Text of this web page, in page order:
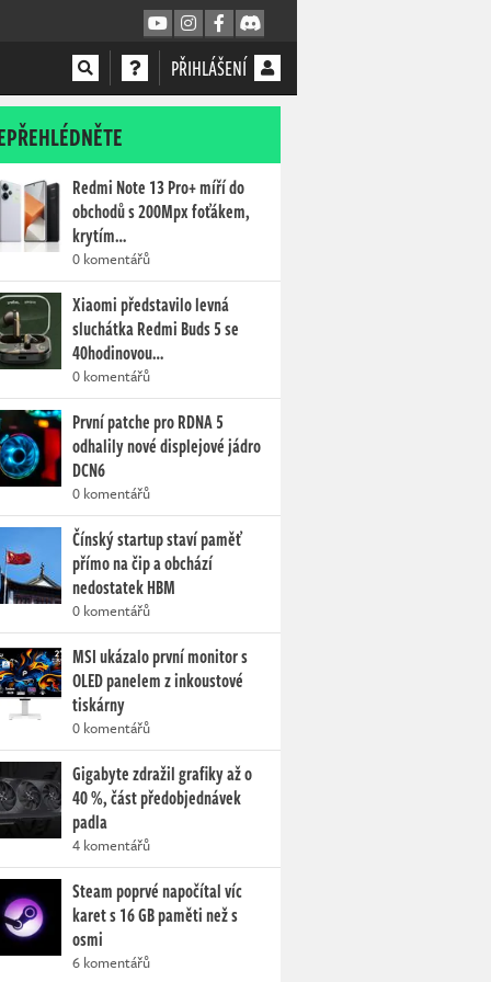
PŘIHLÁŠENÍ
Redmi Note 13 Pro+ míří do
obchodů s 200Mpx foťákem,
krytím…
0 komentářů
Xiaomi představilo levná
sluchátka Redmi Buds 5 se
40hodinovou…
0 komentářů
První patche pro RDNA 5
odhalily nové displejové jádro
DCN6
0 komentářů
Čínský startup staví paměť
přímo na čip a obchází
nedostatek HBM
0 komentářů
MSI ukázalo první monitor s
OLED panelem z inkoustové
tiskárny
0 komentářů
Gigabyte zdražil grafiky až o
40 %, část předobjednávek
padla
4 komentářů
Steam poprvé napočítal víc
karet s 16 GB paměti než s
osmi
6 komentářů